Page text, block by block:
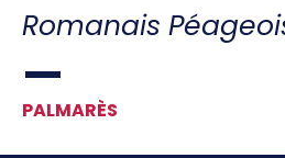
CONTACT
Romanais
PALMARÈS